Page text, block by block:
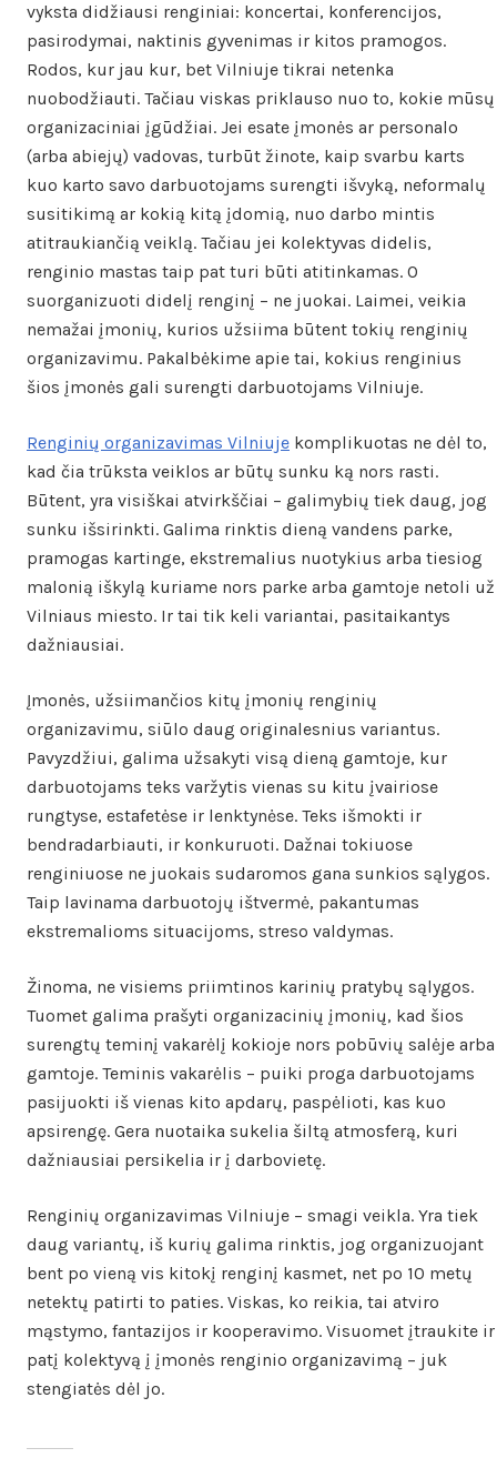
vyksta didžiausi renginiai: koncertai, konferencijos,
pasirodymai, naktinis gyvenimas ir kitos pramogos.
Rodos, kur jau kur, bet Vilniuje tikrai netenka
nuobodžiauti. Tačiau viskas priklauso nuo to, kokie mūsų
organizaciniai įgūdžiai. Jei esate įmonės ar personalo
(arba abiejų) vadovas, turbūt žinote, kaip svarbu karts
kuo karto savo darbuotojams surengti išvyką, neformalų
susitikimą ar kokią kitą įdomią, nuo darbo mintis
atitraukiančią veiklą. Tačiau jei kolektyvas didelis,
renginio mastas taip pat turi būti atitinkamas. O
suorganizuoti didelį renginį – ne juokai. Laimei, veikia
nemažai įmonių, kurios užsiima būtent tokių renginių
organizavimu. Pakalbėkime apie tai, kokius renginius
šios įmonės gali surengti darbuotojams Vilniuje.
Renginių organizavimas Vilniuje komplikuotas ne dėl to,
kad čia trūksta veiklos ar būtų sunku ką nors rasti.
Būtent, yra visiškai atvirkščiai – galimybių tiek daug, jog
sunku išsirinkti. Galima rinktis dieną vandens parke,
pramogas kartinge, ekstremalius nuotykius arba tiesiog
malonią iškylą kuriame nors parke arba gamtoje netoli už
Vilniaus miesto. Ir tai tik keli variantai, pasitaikantys
dažniausiai.
Įmonės, užsiimančios kitų įmonių renginių
organizavimu, siūlo daug originalesnius variantus.
Pavyzdžiui, galima užsakyti visą dieną gamtoje, kur
darbuotojams teks varžytis vienas su kitu įvairiose
rungtyse, estafetėse ir lenktynėse. Teks išmokti ir
bendradarbiauti, ir konkuruoti. Dažnai tokiuose
renginiuose ne juokais sudaromos gana sunkios sąlygos.
Taip lavinama darbuotojų ištvermė, pakantumas
ekstremalioms situacijoms, streso valdymas.
Žinoma, ne visiems priimtinos karinių pratybų sąlygos.
Tuomet galima prašyti organizacinių įmonių, kad šios
surengtų teminį vakarėlį kokioje nors pobūvių salėje arba
gamtoje. Teminis vakarėlis – puiki proga darbuotojams
pasijuokti iš vienas kito apdarų, paspėlioti, kas kuo
apsirengę. Gera nuotaika sukelia šiltą atmosferą, kuri
dažniausiai persikelia ir į darbovietę.
Renginių organizavimas Vilniuje – smagi veikla. Yra tiek
daug variantų, iš kurių galima rinktis, jog organizuojant
bent po vieną vis kitokį renginį kasmet, net po 10 metų
netektų patirti to paties. Viskas, ko reikia, tai atviro
mąstymo, fantazijos ir kooperavimo. Visuomet įtraukite ir
patį kolektyvą į įmonės renginio organizavimą – juk
stengiatės dėl jo.